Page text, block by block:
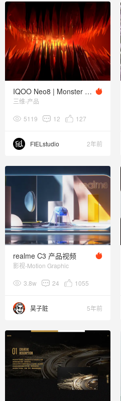
IQOO Neo8 | Monster Inside
三维-产品
5119 12 127
FIELstudio 2年前
realme C3 产品视频
影视-Motion Graphic
3.8w 24 1055
昊子脏 5年前